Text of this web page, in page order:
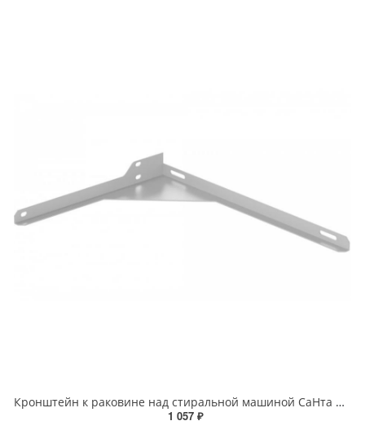
Кронштейн к раковине над стиральной машиной СаНта правый 900122
1 057 ₽